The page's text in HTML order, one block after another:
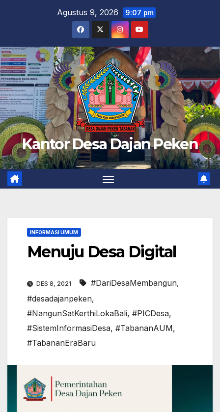
Agustus 9, 2026 9:07 pm
Kantor Desa Dajan Peken
INFORMASI UMUM
Menuju Desa Digital
DES 8, 2021 #DariDesaMembangun,
#desadajanpeken,
#NangunSatKerthiLokaBali, #PICDesa,
#SistemInformasiDesa, #TabananAUM,
#TabananEraBaru